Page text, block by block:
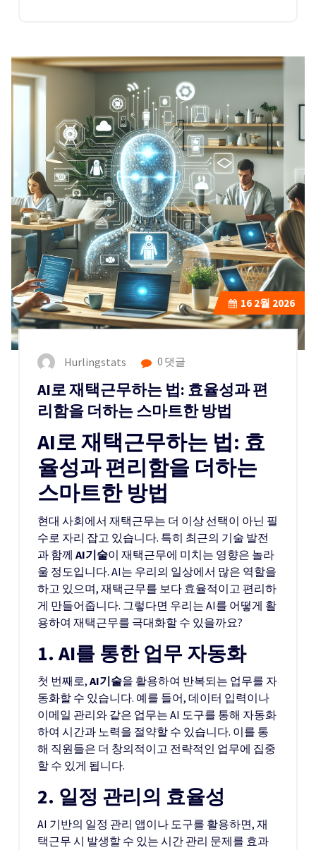
16 2월 2026
Hurlingstats 0 댓글
AI로 재택근무하는 법: 효율성과 편
리함을 더하는 스마트한 방법
AI로 재택근무하는 법: 효
율성과 편리함을 더하는
스마트한 방법
현대 사회에서 재택근무는 더 이상 선택이 아닌 필
수로 자리 잡고 있습니다. 특히 최근의 기술 발전
과 함께 AI기술이 재택근무에 미치는 영향은 놀라
울 정도입니다. AI는 우리의 일상에서 많은 역할을
하고 있으며, 재택근무를 보다 효율적이고 편리하
게 만들어줍니다. 그렇다면 우리는 AI를 어떻게 활
용하여 재택근무를 극대화할 수 있을까요?
1. AI를 통한 업무 자동화
첫 번째로, AI기술을 활용하여 반복되는 업무를 자
동화할 수 있습니다. 예를 들어, 데이터 입력이나
이메일 관리와 같은 업무는 AI 도구를 통해 자동화
하여 시간과 노력을 절약할 수 있습니다. 이를 통
해 직원들은 더 창의적이고 전략적인 업무에 집중
할 수 있게 됩니다.
2. 일정 관리의 효율성
AI 기반의 일정 관리 앱이나 도구를 활용하면, 재
택근무 시 발생할 수 있는 시간 관리 문제를 효과